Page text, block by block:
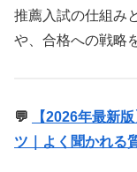
推薦入試の仕組み
や、合格への戦略
💬
【2026年最新
ツ｜よく聞かれる